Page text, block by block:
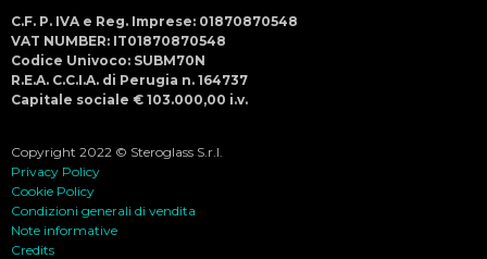
C.F. P. IVA e Reg. Imprese: 01870870548
VAT NUMBER: IT01870870548
Codice Univoco: SUBM70N
R.E.A. C.C.I.A. di Perugia n. 164737
Capitale sociale € 103.000,00 i.v.
Copyright 2022 © Steroglass S.r.l.
Privacy Policy
Cookie Policy
Condizioni generali di vendita
Note informative
Credits